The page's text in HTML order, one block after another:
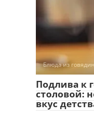
Блюда из
Подлива к
столовой:
вкус